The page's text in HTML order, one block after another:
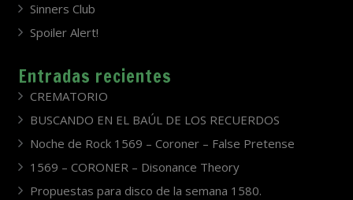
Sinners Club
Spoiler Alert!
Entradas recientes
CREMATORIO
BUSCANDO EN EL BAÚL DE LOS RECUERDOS
Noche de Rock 1569 – Coroner – False Pretense
1569 – CORONER – Disonance Theory
Propuestas para disco de la semana 1580.